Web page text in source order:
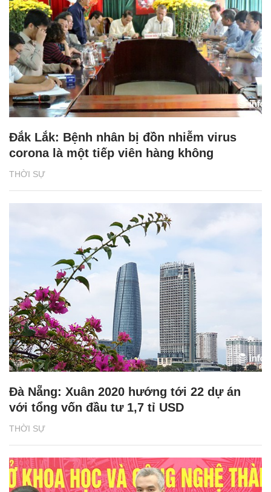
THỜI SỰ
Đắk Lắk: Bệnh nhân bị đồn nhiễm virus
corona là một tiếp viên hàng không
THỜI SỰ
Đà Nẵng: Xuân 2020 hướng tới 22 dự án
với tổng vốn đầu tư 1,7 tỉ USD